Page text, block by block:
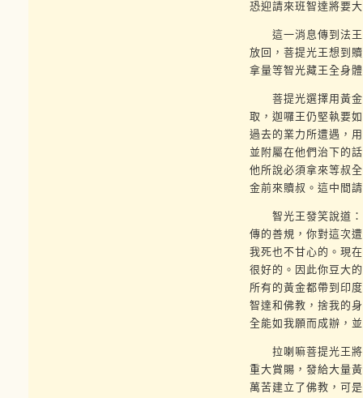
恐迎請來班智達將要
這一消息傳到法王
放回，菩提光王想到
拿量等智光藏王全身
菩提光選擇用黃金
取，迦囉王仍堅執要
過去的業力所遭遇，
並附屬在他們治下的
他所說必須拿來等叔
金前來贖叔。這中間
智光王發笑說道：
傳的善規，你對這次
我死也不甘心的。現
很好的。因此你豆大
所有的黃金都帶到印
智達和佛教，捨我的
全能如我願而成辦，
拉喇嘛菩提光王將
重大賞賜，發給大量
萬苦建立了佛教，可